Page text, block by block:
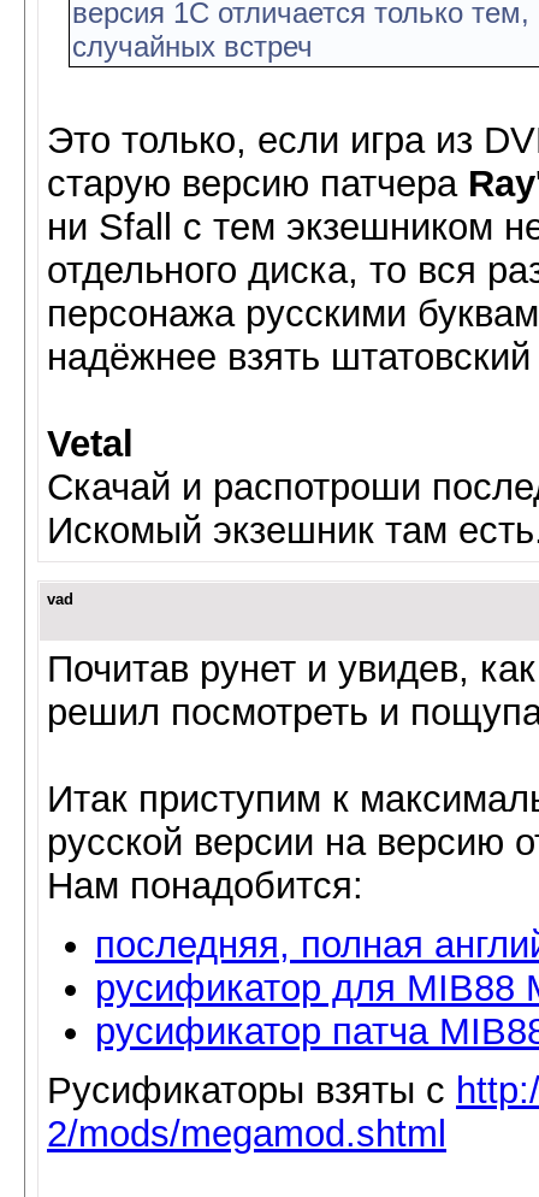
версия 1С отличается только
случайных встреч
Это только, если игра из
старую версию патчера Ray
ни Sfall с тем экзешником
отдельного диска, то вся
персонажа русскими
надёжнее взять
Vetal
Скачай и распотроши
Искомый экзешник там
vad
Почитав рунет и увидев,
решил посмотреть и
Итак приступим к
русской версии на версию
Нам понадобится:
последняя, полная
русификатор для MIB88
русификатор патча
Русификаторы взяты с
2/mods/megamod.shtml